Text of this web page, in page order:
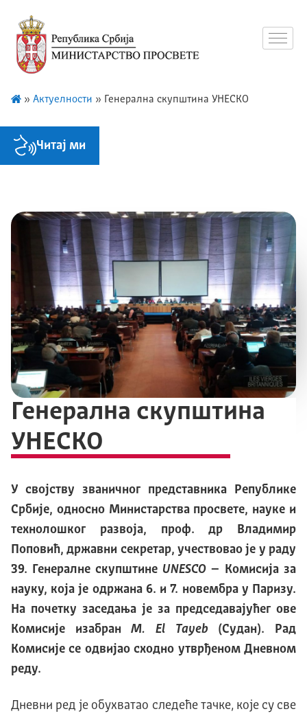
» Актуелности » Генерална скупштина УНЕСКО
Читај ми
Генерална скупштина
УНЕСКО
У својству званичног представника Републике
Србије, односно Министарства просвете, науке и
технолошког развоја, проф. др Владимир
Поповић, државни секретар, учествовао је у раду
39. Генералне скупштине UNESCO– Комисија за
науку, која је одржана 6. и 7. новембра у Паризу.
На почетку заседања је за председавајућег ове
Комисије изабранM. El Tayeb (Судан). Рад
Комисије се одвијао сходно утврђеном Дневном
реду.
Дневни ред је обухватао следеће тачке, које су све